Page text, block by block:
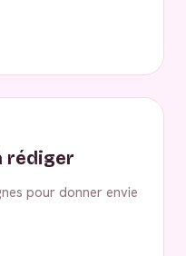
rédiger
pour donner envie